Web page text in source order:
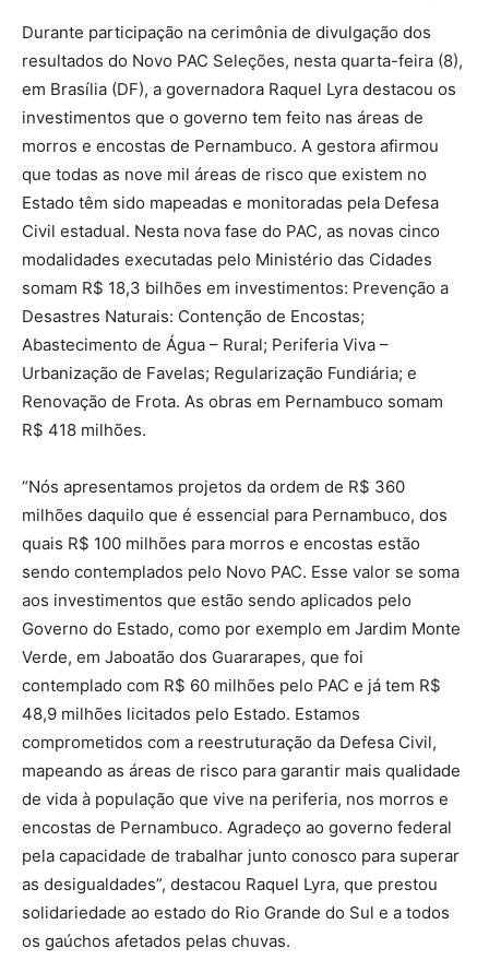
Durante participação na cerimônia de divulgação dos
resultados do Novo PAC Seleções, nesta quarta-feira (8),
em Brasília (DF), a governadora Raquel Lyra destacou os
investimentos que o governo tem feito nas áreas de
morros e encostas de Pernambuco. A gestora afirmou
que todas as nove mil áreas de risco que existem no
Estado têm sido mapeadas e monitoradas pela Defesa
Civil estadual. Nesta nova fase do PAC, as novas cinco
modalidades executadas pelo Ministério das Cidades
somam R$ 18,3 bilhões em investimentos: Prevenção a
Desastres Naturais: Contenção de Encostas;
Abastecimento de Água – Rural; Periferia Viva –
Urbanização de Favelas; Regularização Fundiária; e
Renovação de Frota. As obras em Pernambuco somam
R$ 418 milhões.
“Nós apresentamos projetos da ordem de R$ 360
milhões daquilo que é essencial para Pernambuco, dos
quais R$ 100 milhões para morros e encostas estão
sendo contemplados pelo Novo PAC. Esse valor se soma
aos investimentos que estão sendo aplicados pelo
Governo do Estado, como por exemplo em Jardim Monte
Verde, em Jaboatão dos Guararapes, que foi
contemplado com R$ 60 milhões pelo PAC e já tem R$
48,9 milhões licitados pelo Estado. Estamos
comprometidos com a reestruturação da Defesa Civil,
mapeando as áreas de risco para garantir mais qualidade
de vida à população que vive na periferia, nos morros e
encostas de Pernambuco. Agradeço ao governo federal
pela capacidade de trabalhar junto conosco para superar
as desigualdades”, destacou Raquel Lyra, que prestou
solidariedade ao estado do Rio Grande do Sul e a todos
os gaúchos afetados pelas chuvas.